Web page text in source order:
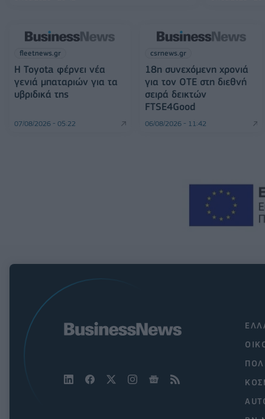
fleetnews.gr
Η Toyota φέρνει νέα
γενιά μπαταριών για τα
υβριδικά της
07/08/2026 - 05:22
csrnews.gr
18η συνεχόμενη χρονιά
για τον ΟΤΕ στη διεθνή
σειρά δεικτών
FTSE4Good
06/08/2026 - 11:42